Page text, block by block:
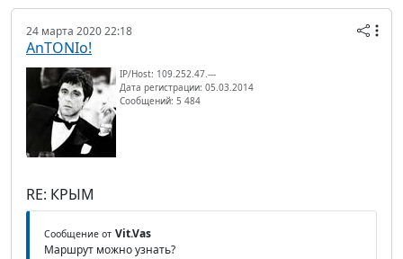
24 марта 2020 22:18
AnTONIo!
IP/Host: 109.252.47.---
Дата регистрации: 05.03.2014
Сообщений: 5 484
RE: КРЫМ
Сообщение от Vit.Vas
Маршрут можно узнать?